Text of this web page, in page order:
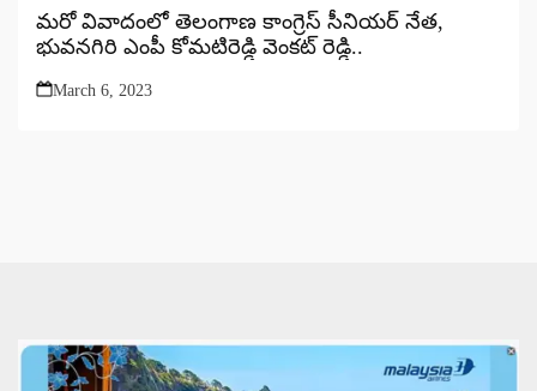
మరో వివాదంలో తెలంగాణ కాంగ్రెస్ సీనియర్ నేత,
భువనగిరి ఎంపీ కోమటిరెడ్డి వెంకట్ రెడ్డి..
March 6, 2023